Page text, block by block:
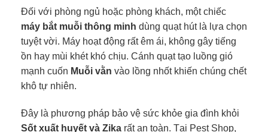
Đối với phòng ngủ hoặc phòng khách, một chiếc
máy bắt muỗi thông minh dùng quạt hút là lựa chọn
tuyệt vời. Máy hoạt động rất êm ái, không gây tiếng
ồn hay mùi khét khó chịu. Cánh quạt tạo luồng gió
mạnh cuốn Muỗi vằn vào lồng nhốt khiến chúng chết
khô tự nhiên.
Đây là phương pháp bảo vệ sức khỏe gia đình khỏi
Sốt xuất huyết và Zika rất an toàn. Tại Pest Shop,